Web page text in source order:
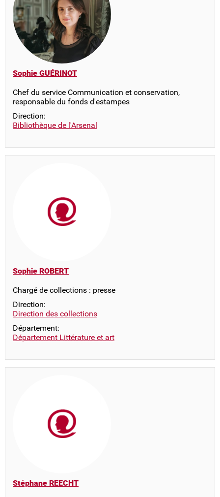
Sophie GUÉRINOT
Chef du service Communication et conservation,
responsable du fonds d'estampes
Direction:
Bibliothèque de l'Arsenal
Sophie ROBERT
Chargé de collections : presse
Direction:
Direction des collections
Département:
Département Littérature et art
Stéphane REECHT